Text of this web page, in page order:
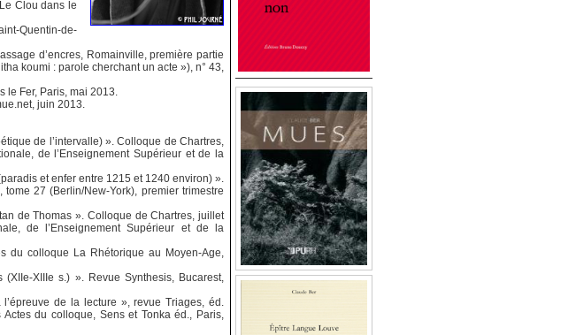
Clou dans le
Quentin-de-
d’encres, Romainville, première partie
koumi : parole cherchant un acte »), n° 43,
le Fer, Paris, mai 2013.
juin 2013.
de l’intervalle) ». Colloque de Chartres,
de l’Enseignement Supérieur et de la
et enfer entre 1215 et 1240 environ) ».
27 (Berlin/New-York), premier trimestre
de Thomas ». Colloque de Chartres, juillet
de l’Enseignement Supérieur et de la
du colloque La Rhétorique au Moyen-Age,
XIIIe s.) ». Revue Synthesis, Bucarest,
de la lecture », revue Triages, éd.
du colloque, Sens et Tonka éd., Paris,